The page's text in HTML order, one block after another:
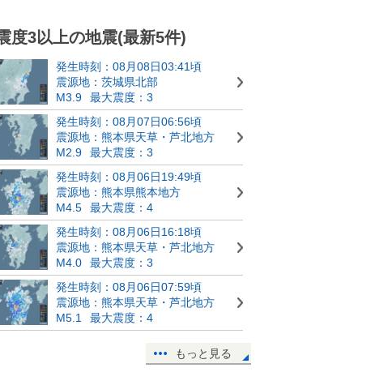
度3以上の地震(最新5件)
発生時刻：08月08日03:41頃
震源地：茨城県北部
M3.9
最大震度：3
発生時刻：08月07日06:56頃
震源地：熊本県天草・芦北地方
M2.9
最大震度：3
発生時刻：08月06日19:49頃
震源地：熊本県熊本地方
M4.5
最大震度：4
発生時刻：08月06日16:18頃
震源地：熊本県天草・芦北地方
M4.0
最大震度：3
発生時刻：08月06日07:59頃
震源地：熊本県天草・芦北地方
M5.1
最大震度：4
もっと見る